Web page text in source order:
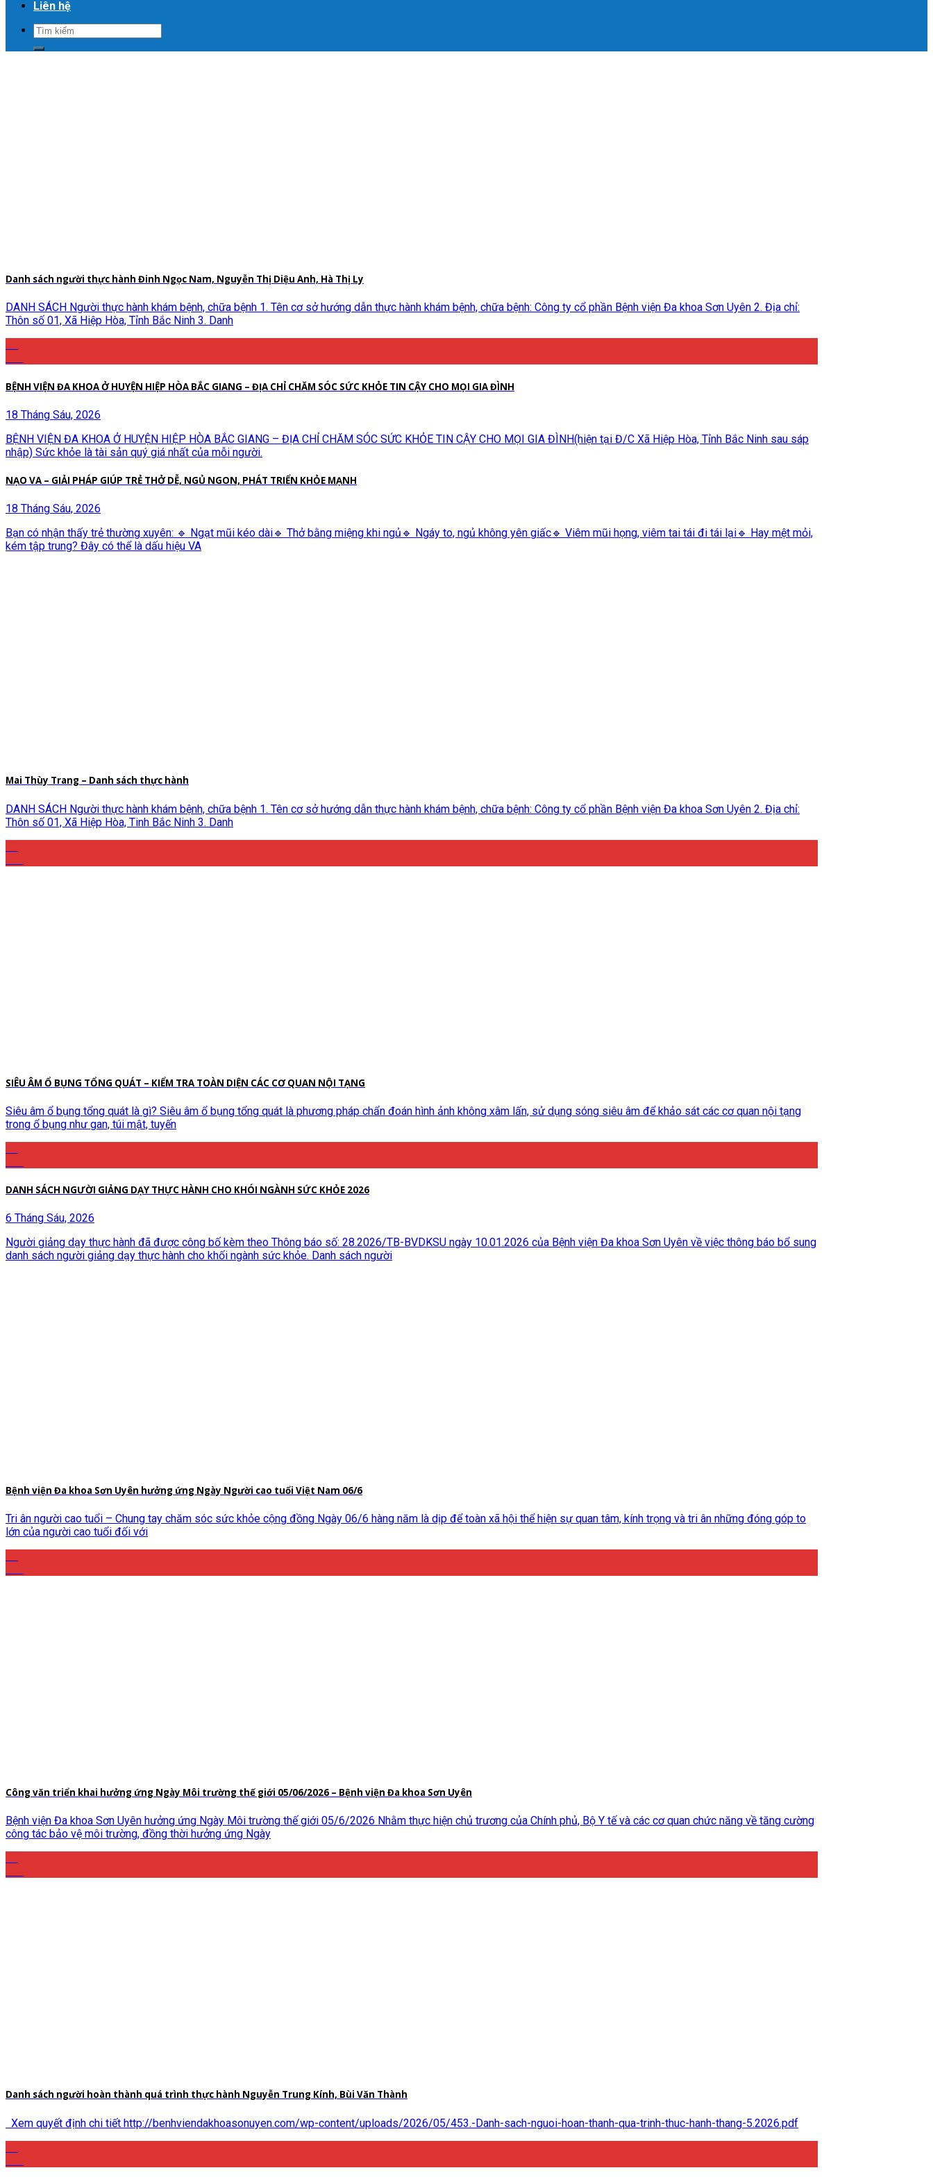
Liên hệ
Danh sách người thực hành Đinh Ngọc Nam, Nguyễn Thị Diệu Anh, Hà Thị Ly
DANH SÁCH Người thực hành khám bệnh, chữa bệnh 1. Tên cơ sở hướng dẫn thực hành khám bệnh, chữa bệnh: Công ty cổ phần Bệnh viện Đa khoa Sơn Uyên 2. Địa chỉ:
Thôn số 01, Xã Hiệp Hòa, Tỉnh Bắc Ninh 3. Danh
BỆNH VIỆN ĐA KHOA Ở HUYỆN HIỆP HÒA BẮC GIANG – ĐỊA CHỈ CHĂM SÓC SỨC KHỎE TIN CẬY CHO MỌI GIA ĐÌNH
18 Tháng Sáu, 2026
BỆNH VIỆN ĐA KHOA Ở HUYỆN HIỆP HÒA BẮC GIANG – ĐỊA CHỈ CHĂM SÓC SỨC KHỎE TIN CẬY CHO MỌI GIA ĐÌNH(hiện tại Đ/C Xã Hiệp Hòa, Tỉnh Bắc Ninh sau sáp
nhập) Sức khỏe là tài sản quý giá nhất của mỗi người.
NẠO VA – GIẢI PHÁP GIÚP TRẺ THỞ DỄ, NGỦ NGON, PHÁT TRIỂN KHỎE MẠNH
18 Tháng Sáu, 2026
Bạn có nhận thấy trẻ thường xuyên: 🔹 Ngạt mũi kéo dài🔹 Thở bằng miệng khi ngủ🔹 Ngáy to, ngủ không yên giấc🔹 Viêm mũi họng, viêm tai tái đi tái lại🔹 Hay mệt mỏi,
kém tập trung? Đây có thể là dấu hiệu VA
Mai Thùy Trang – Danh sách thực hành
DANH SÁCH Người thực hành khám bệnh, chữa bệnh 1. Tên cơ sở hướng dẫn thực hành khám bệnh, chữa bệnh: Công ty cổ phần Bệnh viện Đa khoa Sơn Uyên 2. Địa chỉ:
Thôn số 01, Xã Hiệp Hòa, Tinh Bắc Ninh 3. Danh
SIÊU ÂM Ổ BỤNG TỔNG QUÁT – KIỂM TRA TOÀN DIỆN CÁC CƠ QUAN NỘI TẠNG
Siêu âm ổ bụng tổng quát là gì? Siêu âm ổ bụng tổng quát là phương pháp chẩn đoán hình ảnh không xâm lấn, sử dụng sóng siêu âm để khảo sát các cơ quan nội tạng
trong ổ bụng như gan, túi mật, tuyến
DANH SÁCH NGƯỜI GIẢNG DẠY THỰC HÀNH CHO KHÓI NGÀNH SỨC KHỎE 2026
6 Tháng Sáu, 2026
Người giảng dạy thực hành đã được công bố kèm theo Thông báo số: 28.2026/TB-BVDKSU ngày 10.01.2026 của Bệnh viện Đa khoa Sơn Uyên về việc thông báo bổ sung
danh sách người giảng dạy thực hành cho khối ngành sức khỏe. Danh sách người
Bệnh viện Đa khoa Sơn Uyên hưởng ứng Ngày Người cao tuổi Việt Nam 06/6
Tri ân người cao tuổi – Chung tay chăm sóc sức khỏe cộng đồng Ngày 06/6 hàng năm là dịp để toàn xã hội thể hiện sự quan tâm, kính trọng và tri ân những đóng góp to
lớn của người cao tuổi đối với
Công văn triển khai hưởng ứng Ngày Môi trường thế giới 05/06/2026 – Bệnh viện Đa khoa Sơn Uyên
Bệnh viện Đa khoa Sơn Uyên hưởng ứng Ngày Môi trường thế giới 05/6/2026 Nhằm thực hiện chủ trương của Chính phủ, Bộ Y tế và các cơ quan chức năng về tăng cường
công tác bảo vệ môi trường, đồng thời hưởng ứng Ngày
Danh sách người hoàn thành quá trình thực hành Nguyễn Trung Kính, Bùi Văn Thành
Xem quyết định chi tiết http://benhviendakhoasonuyen.com/wp-content/uploads/2026/05/453.-Danh-sach-nguoi-hoan-thanh-qua-trinh-thuc-hanh-thang-5.2026.pdf